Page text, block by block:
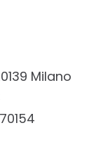
Milano